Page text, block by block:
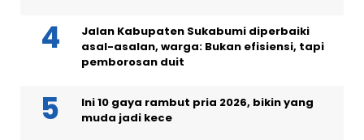
Jalan Kabupaten Sukabumi diperbaiki
asal-asalan, warga: Bukan efisiensi, tapi
pemborosan duit
Ini 10 gaya rambut pria 2026, bikin yang
muda jadi kece